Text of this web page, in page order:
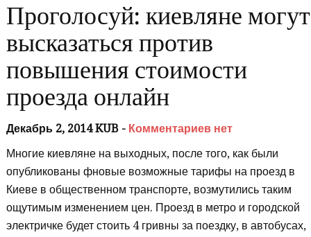
Проголосуй: киевляне могут
высказаться против
повышения стоимости
проезда онлайн
Декабрь 2, 2014 KUB - Комментариев нет
Многие киевляне на выходных, после того, как были
опубликованы фновые возможные тарифы на проезд в
Киеве в общественном транспорте, возмутились таким
ощутимым изменением цен. Проезд в метро и городской
электричке будет стоить 4 гривны за поездку, в автобусах,